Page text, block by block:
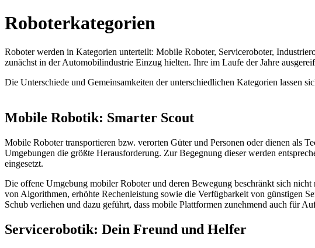
Roboterkategorien
Roboter werden in Kategorien unterteilt: Mobile Roboter, Serviceroboter,
zunächst in der Automobilindustrie Einzug hielten. Ihre im Laufe der Jahre
Die Unterschiede und Gemeinsamkeiten der unterschiedlichen Kategorien lassen
Mobile Robotik: Smarter Scout
Mobile Roboter transportieren bzw. verorten Güter und Personen oder dienen als
Umgebungen die größte Herausforderung. Zur Begegnung dieser werden
eingesetzt.
Die offene Umgebung mobiler Roboter und deren Bewegung beschränkt sich
von Algorithmen, erhöhte Rechenleistung sowie die Verfügbarkeit von günstigen
Schub verliehen und dazu geführt, dass mobile Plattformen zunehmend auch für
Servicerobotik: Dein Freund und Helfer